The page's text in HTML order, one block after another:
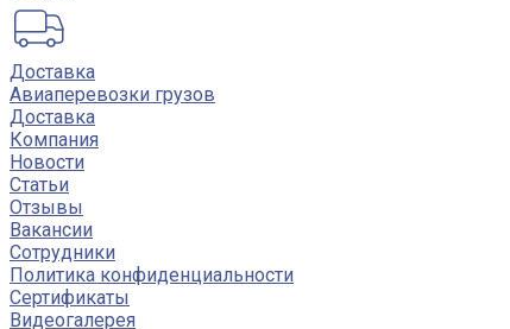
Доставка
Авиаперевозки грузов
Доставка
Компания
Новости
Статьи
Отзывы
Вакансии
Сотрудники
Политика конфиденциальности
Сертификаты
Видеогалерея